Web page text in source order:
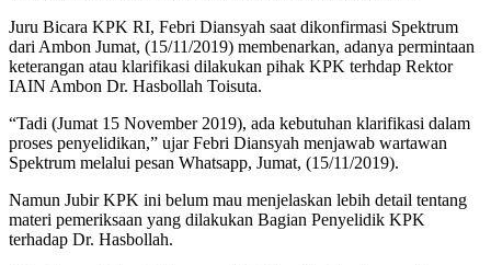
Juru Bicara KPK RI, Febri Diansyah saat dikonfirmasi Spektrum
dari Ambon Jumat, (15/11/2019) membenarkan, adanya permintaan
keterangan atau klarifikasi dilakukan pihak KPK terhdap Rektor
IAIN Ambon Dr. Hasbollah Toisuta.
“Tadi (Jumat 15 November 2019), ada kebutuhan klarifikasi dalam
proses penyelidikan,” ujar Febri Diansyah menjawab wartawan
Spektrum melalui pesan Whatsapp, Jumat, (15/11/2019).
Namun Jubir KPK ini belum mau menjelaskan lebih detail tentang
materi pemeriksaan yang dilakukan Bagian Penyelidik KPK
terhadap Dr. Hasbollah.